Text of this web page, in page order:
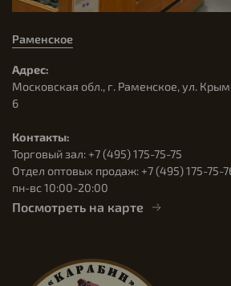
Раменское
Адрес:
Московская обл., г. Раменское, ул.
6
Контакты:
Торговый зал: +7 (495) 175-75-75
Отдел оптовых продаж: +7 (495) 175-75-
пн-вс 10:00-20:00
Посмотреть на карте